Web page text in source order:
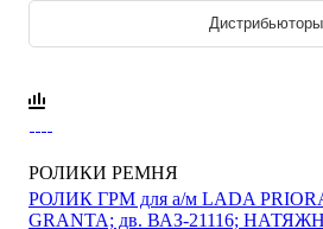
Дистрибьюторы
РОЛИКИ РЕМНЯ
РОЛИК ГРМ для а/м LADA
GRANTA; дв. ВАЗ-21116;